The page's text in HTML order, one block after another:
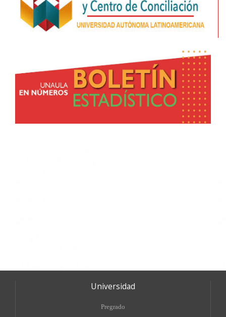
Universidad
Pregrado